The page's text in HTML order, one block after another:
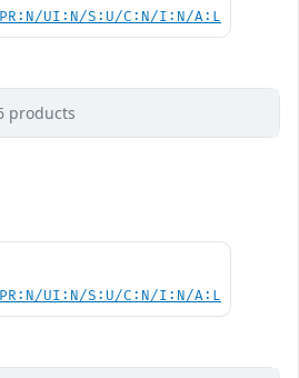
UI:N/S:U/C:N/I:N/A:L
products
UI:N/S:U/C:N/I:N/A:L